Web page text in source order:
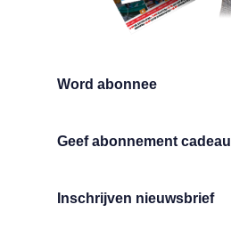
Word abonnee
Geef abonnement cadeau
Inschrijven nieuwsbrief